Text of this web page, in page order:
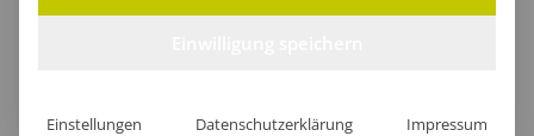
Einstellungen Datenschutzerklärung Impressum